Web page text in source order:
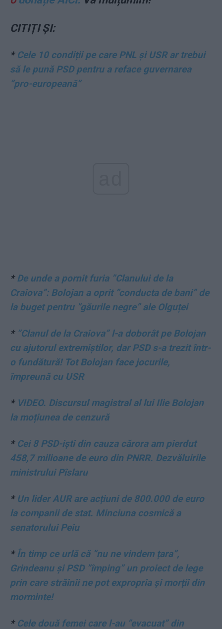
CITIȚI ȘI:
* Cele 10 condiții pe care PNL și USR ar trebui
să le pună PSD pentru a reface guvernarea
”pro-europeană”
*De unde a pornit furia ”Clanului de la
Craiova”: Bolojan a oprit ”conducta de bani” de
la buget pentru ”găurile negre” ale Olguței
* ”Clanul de la Craiova” l-a doborât pe Bolojan
cu ajutorul extremiștilor, dar PSD s-a trezit într-
o fundătură! Tot Bolojan face jocurile,
împreună cu USR
* VIDEO. Discursul magistral al lui Ilie Bolojan
la moțiunea de cenzură
* Cei 8 PSD-iști din cauza cărora am pierdut
458,7 milioane de euro din PNRR. Dezvăluirile
ministrului Pîslaru
* Un lider AUR are acțiuni de 800.000 de euro
la companii de stat. Minciuna cosmică a
senatorului Peiu
* În timp ce urlă că ”nu ne vindem țara”,
Grindeanu și PSD ”împing” un proiect de lege
prin care străinii ne pot expropria și morții din
morminte!
* Cele două femei care l-au ”evacuat” din